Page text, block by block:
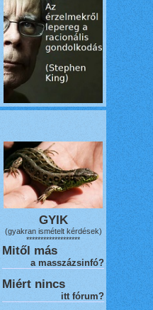
GYIK
(gyakran ismételt kérdések)
*******************
Mitől más
a masszázsinfó?
Miért nincs
itt fórum?